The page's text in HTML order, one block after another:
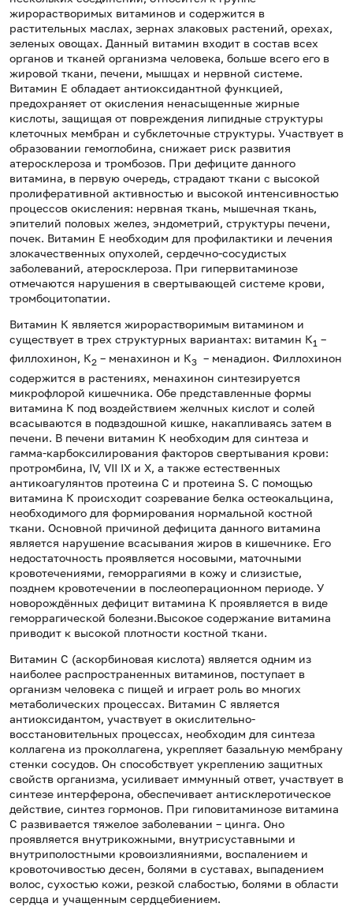
жирорастворимых витаминов и содержится в
растительных маслах, зернах злаковых растений, орехах,
зеленых овощах. Данный витамин входит в состав всех
органов и тканей организма человека, больше всего его в
жировой ткани, печени, мышцах и нервной системе.
Витамин Е обладает антиоксидантной функцией,
предохраняет от окисления ненасыщенные жирные
кислоты, защищая от повреждения липидные структуры
клеточных мембран и субклеточные структуры. Участвует в
образовании гемоглобина, снижает риск развития
атеросклероза и тромбозов. При дефиците данного
витамина, в первую очередь, страдают ткани с высокой
пролиферативной активностью и высокой интенсивностью
процессов окисления: нервная ткань, мышечная ткань,
эпителий половых желез, эндометрий, структуры печени,
почек. Витамин Е необходим для профилактики и лечения
злокачественных опухолей, сердечно-сосудистых
заболеваний, атеросклероза. При гипервитаминозе
отмечаются нарушения в свертывающей системе крови,
тромбоцитопатии.
Витамин К является жирорастворимым витамином и
существует в трех структурных вариантах: витамин К1 –
филлохинон, К2 – менахинон и К3 – менадион. Филлохинон
содержится в растениях, менахинон синтезируется
микрофлорой кишечника. Обе представленные формы
витамина К под воздействием желчных кислот и солей
всасываются в подвздошной кишке, накапливаясь затем в
печени. В печени витамин К необходим для синтеза и
гамма-карбоксилирования факторов свертывания крови:
протромбина, IV, VII IX и X, а также естественных
антикоагулянтов протеина C и протеина S. С помощью
витамина К происходит созревание белка остеокальцина,
необходимого для формирования нормальной костной
ткани. Основной причиной дефицита данного витамина
является нарушение всасывания жиров в кишечнике. Его
недостаточность проявляется носовыми, маточными
кровотечениями, геморрагиями в кожу и слизистые,
позднем кровотечении в послеоперационном периоде. У
новорождённых дефицит витамина К проявляется в виде
геморрагической болезни.Высокое содержание витамина
приводит к высокой плотности костной ткани.
Витамин С (аскорбиновая кислота) является одним из
наиболее распространенных витаминов, поступает в
организм человека с пищей и играет роль во многих
метаболических процессах. Витамин С является
антиоксидантом, участвует в окислительно-
восстановительных процессах, необходим для синтеза
коллагена из проколлагена, укрепляет базальную мембрану
стенки сосудов. Он способствует укреплению защитных
свойств организма, усиливает иммунный ответ, участвует в
синтезе интерферона, обеспечивает антисклеротическое
действие, синтез гормонов. При гиповитаминозе витамина
С развивается тяжелое заболевании – цинга. Оно
проявляется внутрикожными, внутрисуставными и
внутриполостными кровоизлияниями, воспалением и
кровоточивостью десен, болями в суставах, выпадением
волос, сухостью кожи, резкой слабостью, болями в области
сердца и учащенным сердцебиением.